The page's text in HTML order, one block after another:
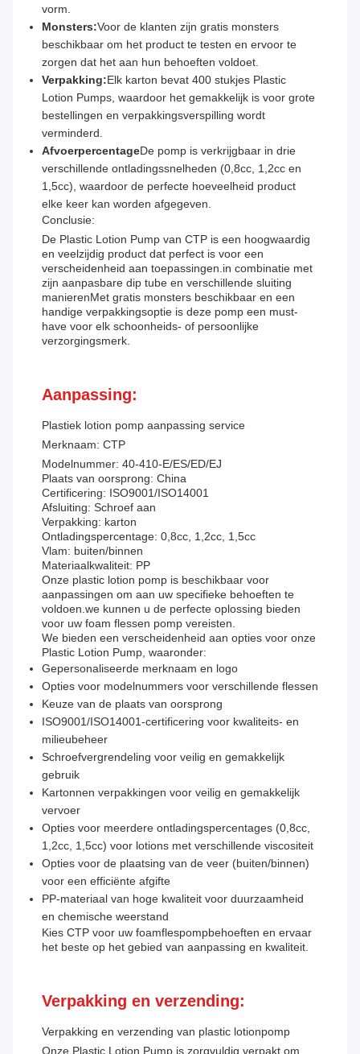
vorm.
Monsters:Voor de klanten zijn gratis monsters
beschikbaar om het product te testen en ervoor te
zorgen dat het aan hun behoeften voldoet.
Verpakking:Elk karton bevat 400 stukjes Plastic
Lotion Pumps, waardoor het gemakkelijk is voor grote
bestellingen en verpakkingsverspilling wordt
verminderd.
AfvoerpercentageDe pomp is verkrijgbaar in drie
verschillende ontladingssnelheden (0,8cc, 1,2cc en
1,5cc), waardoor de perfecte hoeveelheid product
elke keer kan worden afgegeven.
Conclusie:
De Plastic Lotion Pump van CTP is een hoogwaardig
en veelzijdig product dat perfect is voor een
verscheidenheid aan toepassingen.in combinatie met
zijn aanpasbare dip tube en verschillende sluiting
manierenMet gratis monsters beschikbaar en een
handige verpakkingsoptie is deze pomp een must-
have voor elk schoonheids- of persoonlijke
verzorgingsmerk.
Aanpassing:
Plastiek lotion pomp aanpassing service
Merknaam: CTP
Modelnummer: 40-410-E/ES/ED/EJ
Plaats van oorsprong: China
Certificering: ISO9001/ISO14001
Afsluiting: Schroef aan
Verpakking: karton
Ontladingspercentage: 0,8cc, 1,2cc, 1,5cc
Vlam: buiten/binnen
Materiaalkwaliteit: PP
Onze plastic lotion pomp is beschikbaar voor
aanpassingen om aan uw specifieke behoeften te
voldoen.we kunnen u de perfecte oplossing bieden
voor uw foam flessen pomp vereisten.
We bieden een verscheidenheid aan opties voor onze
Plastic Lotion Pump, waaronder:
Gepersonaliseerde merknaam en logo
Opties voor modelnummers voor verschillende flessen
Keuze van de plaats van oorsprong
ISO9001/ISO14001-certificering voor kwaliteits- en
milieubeheer
Schroefvergrendeling voor veilig en gemakkelijk
gebruik
Kartonnen verpakkingen voor veilig en gemakkelijk
vervoer
Opties voor meerdere ontladingspercentages (0,8cc,
1,2cc, 1,5cc) voor lotions met verschillende viscositeit
Opties voor de plaatsing van de veer (buiten/binnen)
voor een efficiënte afgifte
PP-materiaal van hoge kwaliteit voor duurzaamheid
en chemische weerstand
Kies CTP voor uw foamflespompbehoeften en ervaar
het beste op het gebied van aanpassing en kwaliteit.
Verpakking en verzending:
Verpakking en verzending van plastic lotionpomp
Onze Plastic Lotion Pump is zorgvuldig verpakt om